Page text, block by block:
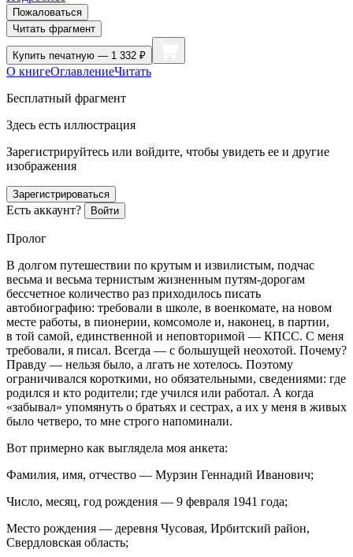
Пожаловаться
Читать фрагмент
Купить печатную — 1 332 ₽
О книгеОглавлениеЧитать
Бесплатный фрагмент
Здесь есть иллюстрация
Зарегистрируйтесь или войдите, чтобы увидеть ее и другие
изображения
Зарегистрироваться
Есть аккаунт? Войти
Пролог
В долгом путешествии по крутым и извилистым, подчас
весьма и весьма тернистым жизненным путям-дорогам
бессчетное количество раз приходилось писать
автобиографию: требовали в школе, в военкомате, на новом
месте работы, в пионерии, комсомоле и, наконец, в партии,
в той самой, единственной и неповторимой — КПСС. С меня
требовали, я писал. Всегда — с большущей неохотой. Почему?
Правду — нельзя было, а лгать не хотелось. Поэтому
ограничивался короткими, но обязательными, сведениями: где
родился и кто родители; где учился или работал. А когда
«забывал» упомянуть о братьях и сестрах, а их у меня в живых
было четверо, то мне строго напоминали.
Вот примерно как выглядела моя анкета:
Фамилия, имя, отчество — Мурзин Геннадий Иванович;
Число, месяц, год рождения — 9 февраля 1941 года;
Место рождения — деревня Чусовая, Ирбитский район,
Свердловская область;